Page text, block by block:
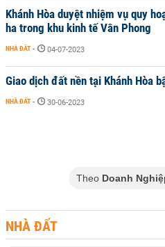
Khánh Hòa duyệt nhiệm vụ quy
ha trong khu kinh tế Vân Phong
NHÀ ĐẤT - 04-07-2023
Giao dịch đất nền tại Khánh Hòa
NHÀ ĐẤT - 30-06-2023
Theo Doanh
NHÀ ĐẤT